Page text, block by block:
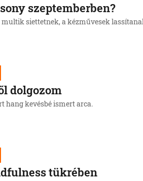
szeptemberben?
siettetnek, a kézművesek
dolgozom
hang kevésbé ismert arca.
tükrében